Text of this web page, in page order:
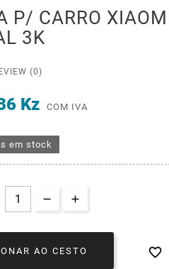
P/ CARRO
3K
(0)
Kz COM IVA
em stock
AO CESTO 